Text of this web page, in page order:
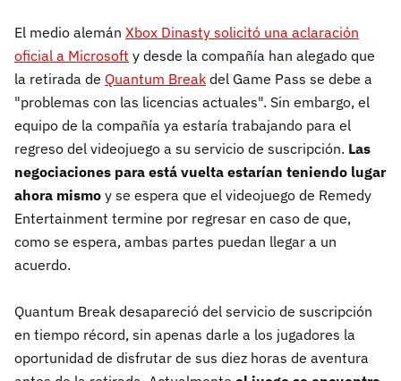
El medio alemán Xbox Dinasty solicitó una aclaración
oficial a Microsoft y desde la compañía han alegado que
la retirada de Quantum Break del Game Pass se debe a
"problemas con las licencias actuales". Sin embargo, el
equipo de la compañía ya estaría trabajando para el
regreso del videojuego a su servicio de suscripción. Las
negociaciones para está vuelta estarían teniendo lugar
ahora mismo y se espera que el videojuego de Remedy
Entertainment termine por regresar en caso de que,
como se espera, ambas partes puedan llegar a un
acuerdo.
Quantum Break desapareció del servicio de suscripción
en tiempo récord, sin apenas darle a los jugadores la
oportunidad de disfrutar de sus diez horas de aventura